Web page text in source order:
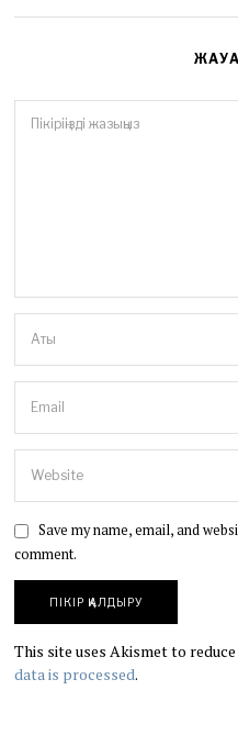
Save my name, email, and
comment.
This site uses Akismet to
data is processed.